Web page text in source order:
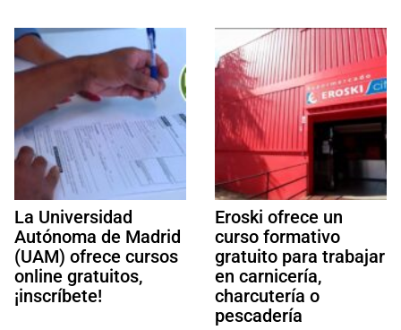
La Universidad
Autónoma de Madrid
(UAM) ofrece cursos
online gratuitos,
¡inscríbete!
Eroski ofrece un
curso formativo
gratuito para trabajar
en carnicería,
charcutería o
pescadería